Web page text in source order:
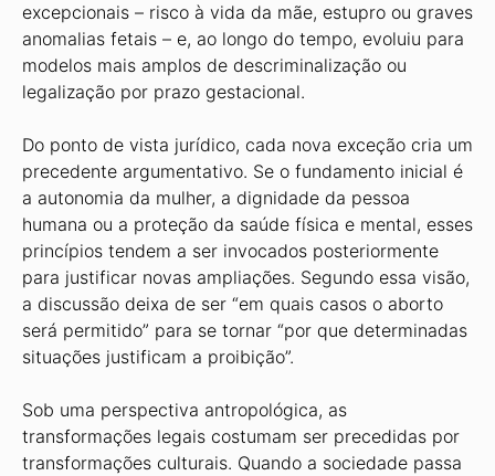
excepcionais – risco à vida da mãe, estupro ou graves
anomalias fetais – e, ao longo do tempo, evoluiu para
modelos mais amplos de descriminalização ou
legalização por prazo gestacional.
Do ponto de vista jurídico, cada nova exceção cria um
precedente argumentativo. Se o fundamento inicial é
a autonomia da mulher, a dignidade da pessoa
humana ou a proteção da saúde física e mental, esses
princípios tendem a ser invocados posteriormente
para justificar novas ampliações. Segundo essa visão,
a discussão deixa de ser “em quais casos o aborto
será permitido” para se tornar “por que determinadas
situações justificam a proibição”.
Sob uma perspectiva antropológica, as
transformações legais costumam ser precedidas por
transformações culturais. Quando a sociedade passa